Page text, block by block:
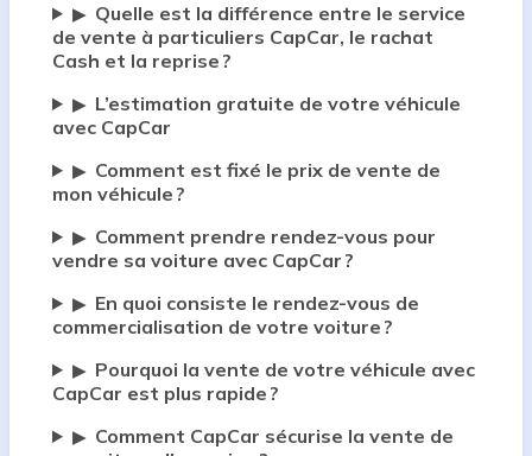
▶ Quelle est la différence entre le service
de vente à particuliers CapCar, le rachat
Cash et la reprise ?
▶ L’estimation gratuite de votre véhicule
avec CapCar
▶ Comment est fixé le prix de vente de
mon véhicule ?
▶ Comment prendre rendez-vous pour
vendre sa voiture avec CapCar ?
▶ En quoi consiste le rendez-vous de
commercialisation de votre voiture ?
▶ Pourquoi la vente de votre véhicule avec
CapCar est plus rapide ?
▶ Comment CapCar sécurise la vente de